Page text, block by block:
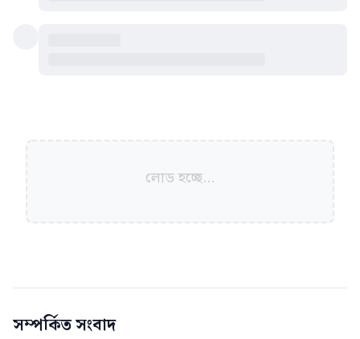
লোড হচ্ছে...
সম্পর্কিত সংবাদ